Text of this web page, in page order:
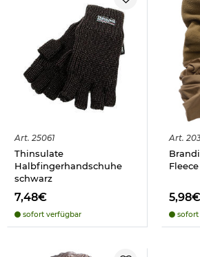
Art. 25061
Thinsulate
Halbfingerhandschuhe
schwarz
7,48€
sofort verfügbar
Art.
5,98€
sofort